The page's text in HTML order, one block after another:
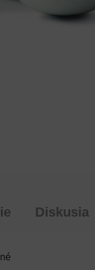
Diskusia